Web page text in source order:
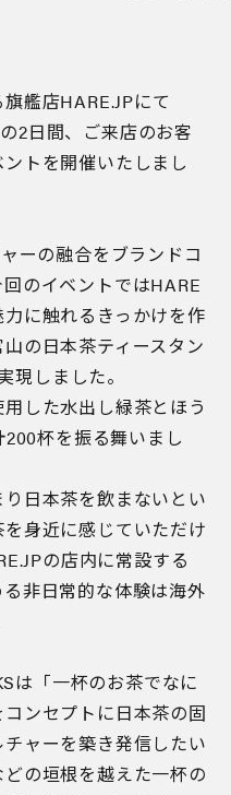
艦店HARE.JPにて
2日間、ご来店のお客
トを開催いたしまし
ーの融合をブランドコ
のイベントではHARE
に触れるきっかけを作
の日本茶ティースタン
現しました。
した水出し緑茶とほう
杯を振る舞いまし
日本茶を飲まないとい
身近に感じていただけ
の店内に常設する
非日常的な体験は海外
は「一杯のお茶でなに
ンセプトに日本茶の固
ャーを築き発信したい
の垣根を越えた一杯の